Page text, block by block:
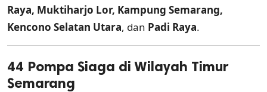
Raya, Muktiharjo Lor, Kampung Semarang,
Kencono Selatan Utara, dan Padi Raya.
44 Pompa Siaga di Wilayah Timur
Semarang